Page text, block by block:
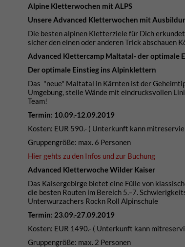
Alpine Kletterwochen mit ALPS
Unsere Advanced Kletterwochen mit
Die besten alpinen Kletterziele für Dich
sicher den einen oder anderen Trick abschauen
Advanced Klettercamp Maltatal- der optimale
Der optimale Einstieg ins Alpinklettern
Das "neue" Maltatal in Kärnten ist der
Umgebung, steile Wände mit eindrucksvollen
Team!
Termin: 10.09.-12.09.2019
Kosten: EUR 590.- ( Unterkunft kann
Gruppengröße: max. 6 Personen
Hier gehts zu den Infos und zur Buchung
Advanced Kletterwoche Wilder Kaiser
Das Kaisergebirge bietet eine Fülle von
die besten Routen im Bereich 5.–7.
Unterwurzachers Rockn Roll Alpinschule
Termin: 23.09.-27.09.2019
Kosten: EUR 1490.- ( Unterkunft kann
Gruppengröße: max. 2 Personen